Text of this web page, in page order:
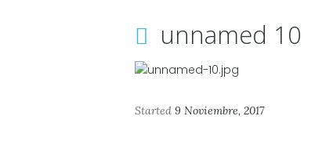
unnamed 10
Started 9 Noviembre, 2017